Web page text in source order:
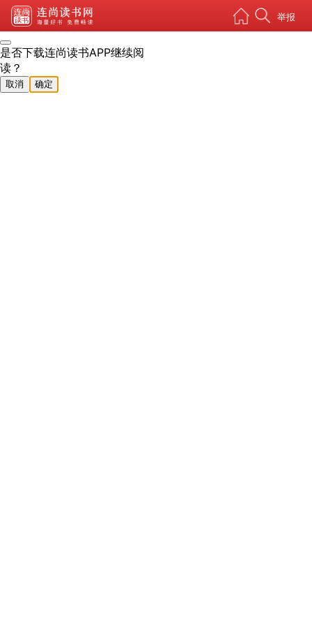
举报
是否下载连尚读书APP继续阅
读？
取消 确定